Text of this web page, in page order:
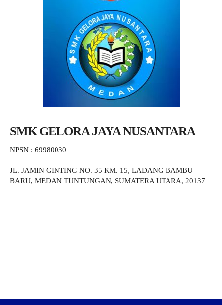
SMK GELORA JAYA NUSANTARA
NPSN : 69980030
JL. JAMIN GINTING NO. 35 KM. 15, LADANG BAMBU
BARU, MEDAN TUNTUNGAN, SUMATERA UTARA, 20137